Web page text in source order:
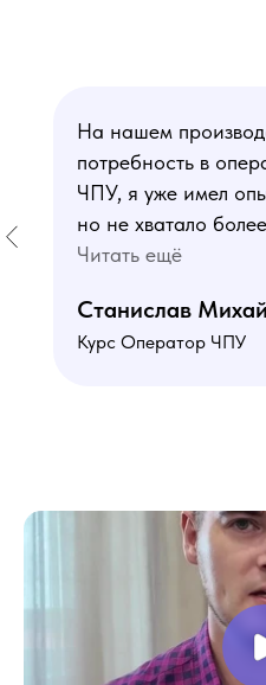
На нашем
потребность в
ЧПУ, я уже имел
но не хватало
знаний. В курсе
и
чего мне не
доволен, в работе
Читать ещё
Станислав
Курс Оператор ЧПУ